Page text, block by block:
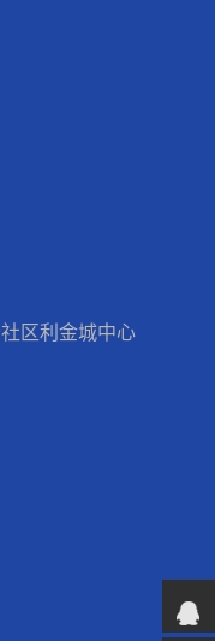
区利金城中心